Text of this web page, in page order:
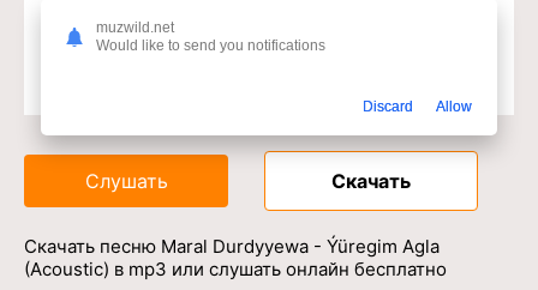
Доступ к музыкальному сервису
Слушать Скачать
Скачать песню Maral Durdyyewa - Ýüregim Agla
(Acoustic) в mp3 или слушать онлайн бесплатно
muzwild.net
Would like to send you notifications
Discard Allow